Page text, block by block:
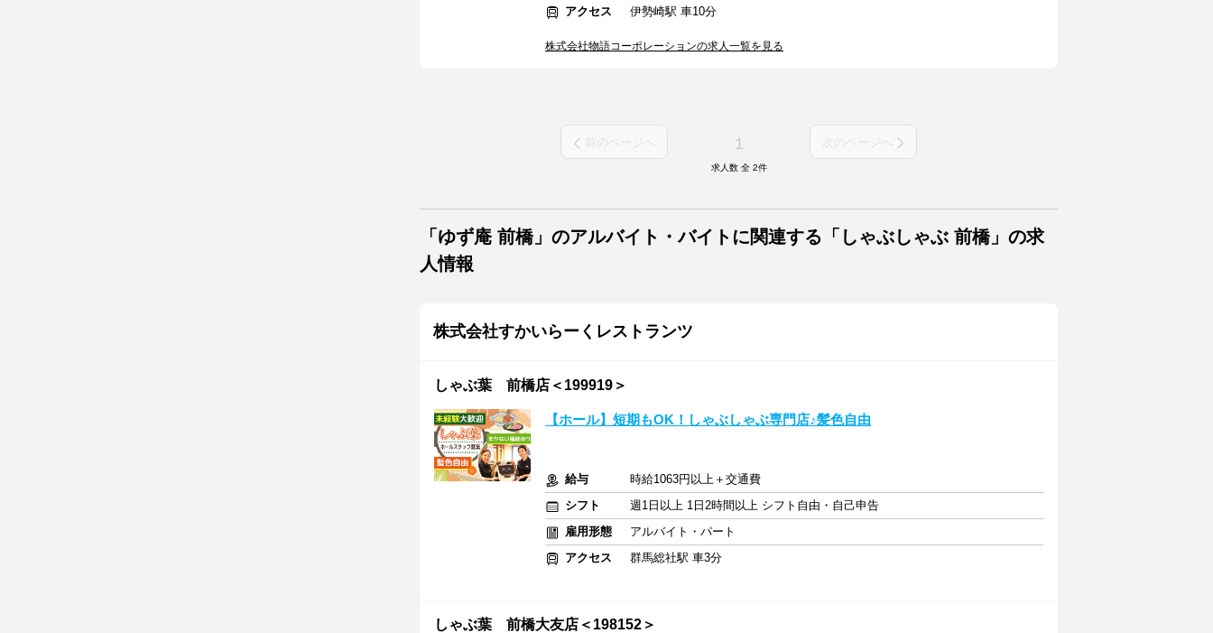
アクセス
伊勢崎駅 車10分
株式会社物語コーポレーションの求人一覧を見る
前のページへ 1 次のページへ
求人数 全 2件
「ゆず庵 前橋」のアルバイト・バイトに関連する「しゃぶしゃぶ 前橋」の求
人情報
株式会社すかいらーくレストランツ
しゃぶ葉 前橋店＜199919＞
【ホール】短期もOK！しゃぶしゃぶ専門店♪髪色自由
給与
時給1063円以上＋交通費
シフト
週1日以上 1日2時間以上 シフト自由・自己申告
雇用形態
アルバイト・パート
アクセス
群馬総社駅 車3分
しゃぶ葉 前橋大友店＜198152＞